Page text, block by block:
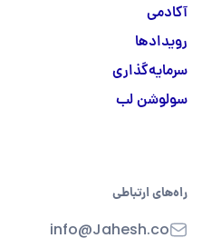
آکادمی
رویدادها
سرمایه‌گذاری
سولوشن لب
راه‌های ارتباطی
info@Jahesh.co